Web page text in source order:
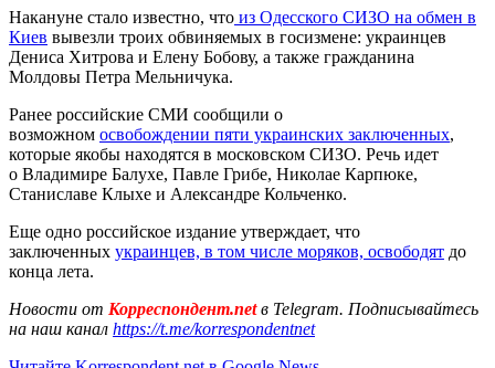
Накануне стало известно, что из Одесского СИЗО на обмен в
Киев вывезли троих обвиняемых в госизмене: украинцев
Дениса Хитрова и Елену Бобову, а также гражданина
Молдовы Петра Мельничука.
Ранее российские СМИ сообщили о
возможном освобождении пяти украинских заключенных,
которые якобы находятся в московском СИЗО. Речь идет
о Владимире Балухе, Павле Грибе, Николае Карпюке,
Станиславе Клыхе и Александре Кольченко.
Еще одно российское издание утверждает, что
заключенных украинцев, в том числе моряков, освободят до
конца лета.
Новости от Корреспондент.netв Telegram. Подписывайтесь
на наш канал https://t.me/korrespondentnet